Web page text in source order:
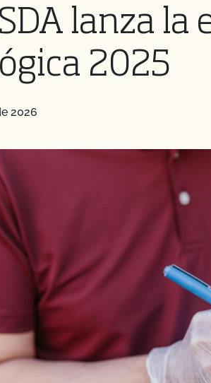
lanza la
2025
2026